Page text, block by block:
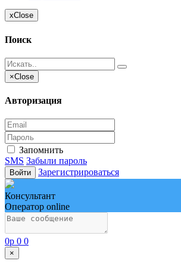
xClose
Поиск
×Close
Авторизация
Запомнить
SMS Забыли пароль
Войти Зарегистрироваться
Консультант
Оператор online
0p 0 0
×